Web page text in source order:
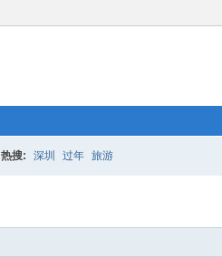
热搜: 深圳 过年 旅游